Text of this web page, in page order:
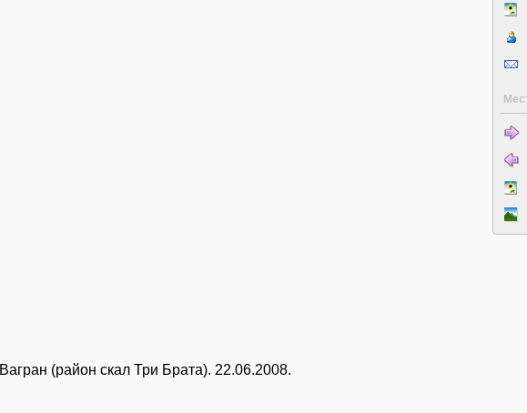
(район скал Три Брата). 22.06.2008.